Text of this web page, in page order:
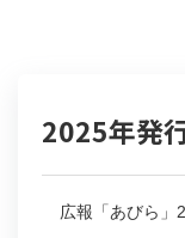
2025年発
広報「あびら」